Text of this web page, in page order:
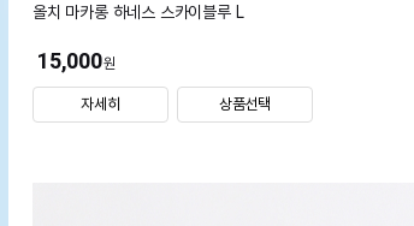
올치 마카롱 하네스 스카이블루 L
15,000원
자세히 상품선택